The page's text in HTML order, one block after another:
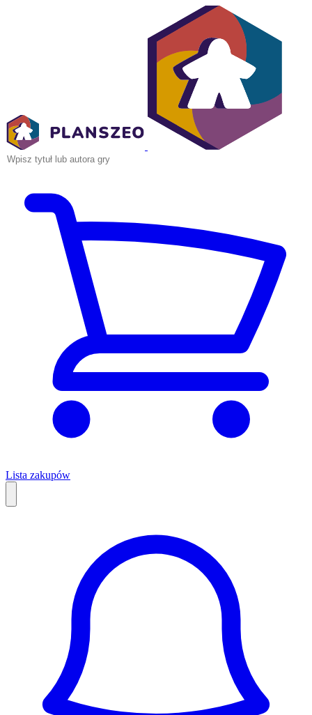
Lista zakupów